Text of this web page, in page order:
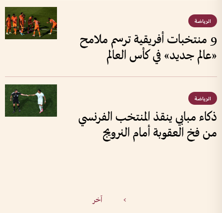
الرياضة
9 منتخبات أفريقية ترسم ملامح
«عالم جديد» في كأس العالم
الرياضة
ذكاء مبابي ينقذ المنتخب الفرنسي
من فخ العقوبة أمام النرويج
> آخر